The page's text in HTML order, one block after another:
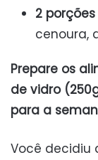
2
cenoura,
Prepare os
de vidro
para a
Você decidiu